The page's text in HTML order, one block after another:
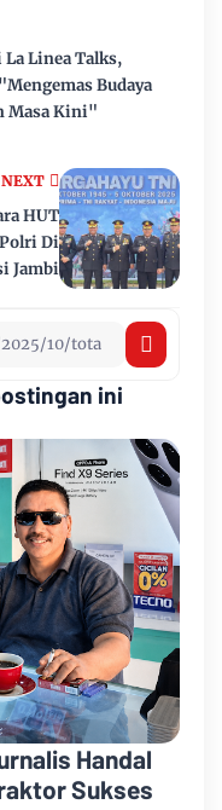
NEXT
HUT
Di
Jambi
Linea Talks,
Budaya
Masa Kini"
ini
Handal
Sukses